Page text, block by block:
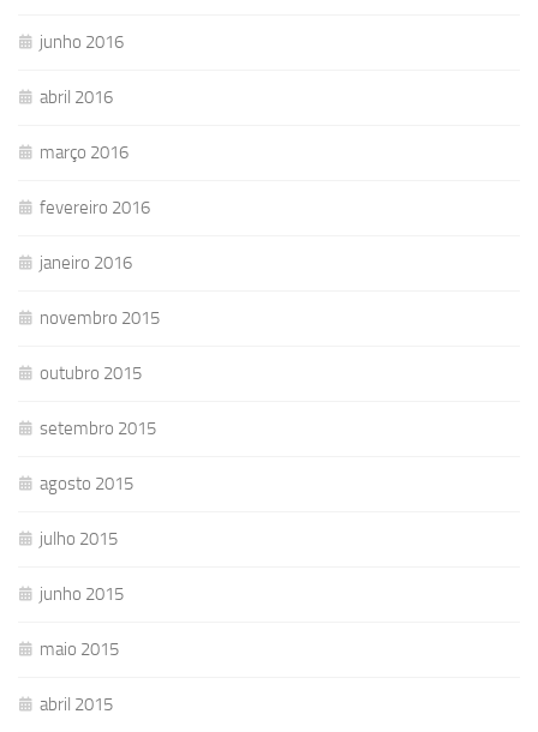
junho 2016
abril 2016
março 2016
fevereiro 2016
janeiro 2016
novembro 2015
outubro 2015
setembro 2015
agosto 2015
julho 2015
junho 2015
maio 2015
abril 2015